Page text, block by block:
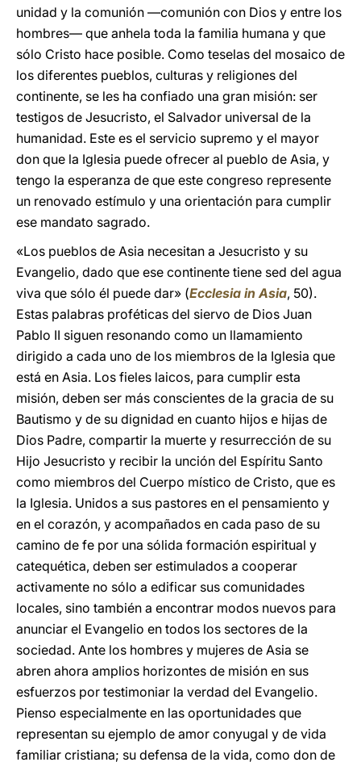
unidad y la comunión —comunión con Dios y entre los
hombres— que anhela toda la familia humana y que
sólo Cristo hace posible. Como teselas del mosaico de
los diferentes pueblos, culturas y religiones del
continente, se les ha confiado una gran misión: ser
testigos de Jesucristo, el Salvador universal de la
humanidad. Este es el servicio supremo y el mayor
don que la Iglesia puede ofrecer al pueblo de Asia, y
tengo la esperanza de que este congreso represente
un renovado estímulo y una orientación para cumplir
ese mandato sagrado.
«Los pueblos de Asia necesitan a Jesucristo y su
Evangelio, dado que ese continente tiene sed del agua
viva que sólo él puede dar» (Ecclesia in Asia, 50).
Estas palabras proféticas del siervo de Dios Juan
Pablo II siguen resonando como un llamamiento
dirigido a cada uno de los miembros de la Iglesia que
está en Asia. Los fieles laicos, para cumplir esta
misión, deben ser más conscientes de la gracia de su
Bautismo y de su dignidad en cuanto hijos e hijas de
Dios Padre, compartir la muerte y resurrección de su
Hijo Jesucristo y recibir la unción del Espíritu Santo
como miembros del Cuerpo místico de Cristo, que es
la Iglesia. Unidos a sus pastores en el pensamiento y
en el corazón, y acompañados en cada paso de su
camino de fe por una sólida formación espiritual y
catequética, deben ser estimulados a cooperar
activamente no sólo a edificar sus comunidades
locales, sino también a encontrar modos nuevos para
anunciar el Evangelio en todos los sectores de la
sociedad. Ante los hombres y mujeres de Asia se
abren ahora amplios horizontes de misión en sus
esfuerzos por testimoniar la verdad del Evangelio.
Pienso especialmente en las oportunidades que
representan su ejemplo de amor conyugal y de vida
familiar cristiana; su defensa de la vida, como don de